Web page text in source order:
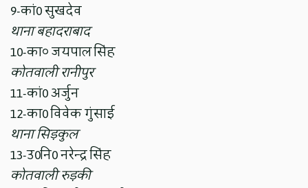
9-कां0 सुखदेव
थाना बहादराबाद
10-का० जयपाल सिंह
कोतवाली रानीपुर
11-कां0 अर्जुन
12-का0 विवेक गुंसाई
थाना सिड़कुल
13-उ0नि0 नरेन्द्र सिंह
कोतवाली रुड़की